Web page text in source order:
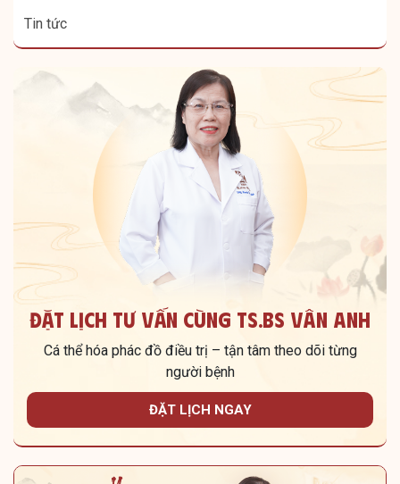
Tin tức
Đặt lịch tư vấn cùng TS.BS Vân Anh
Cá thể hóa phác đồ điều trị – tận tâm theo dõi từng
người bệnh
ĐẶT LỊCH NGAY